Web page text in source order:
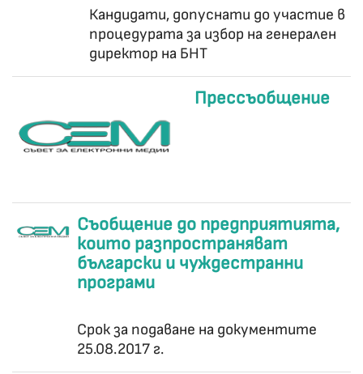
Кандидати, допуснати до участие в
процедурата за избор на генерален
директор на БНТ
Прессъобщение
Съобщение до предприятията,
които разпространяват
български и чуждестранни
програми
Срок за подаване на документите
25.08.2017 г.